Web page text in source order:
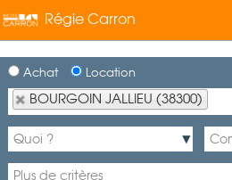
Régie Carron
Achat Location
BOURGOIN JALLIEU (38300)